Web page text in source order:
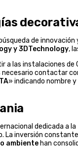
de
y 3DTechnology,
a las instalaciones
necesario contactar
» indicando nombre
dedicada a la
La inversión
ambiente han